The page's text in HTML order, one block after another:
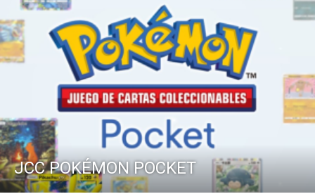
JCC POKÉMON POCKET